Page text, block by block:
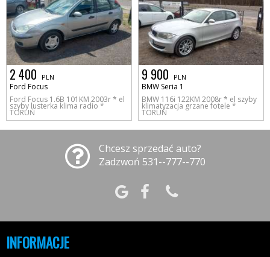
2 400 PLN
Ford Focus
Ford Focus 1.6B 101KM 2003r * el
szyby lusterka klima radio *
TORUŃ
9 900 PLN
BMW Seria 1
BMW 116i 122KM 2008r * el szyby
klimatyzacja grzane fotele *
TORUŃ
Chcesz sprzedać auto?
Zadzwoń 531--777--770
INFORMACJE